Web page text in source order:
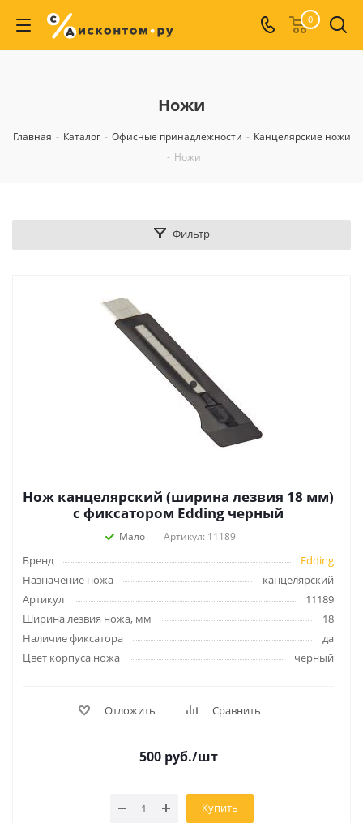
0
Ножи
Главная - Каталог - Офисные принадлежности - Канцелярские ножи
- Ножи
Фильтр
Нож канцелярский (ширина лезвия 18 мм)
с фиксатором Edding черный
Мало Артикул: 11189
Бренд
Edding
Назначение ножа
канцелярский
Артикул
11189
Ширина лезвия ножа, мм
18
Наличие фиксатора
да
Цвет корпуса ножа
черный
Отложить Сравнить
500 руб./шт
Купить